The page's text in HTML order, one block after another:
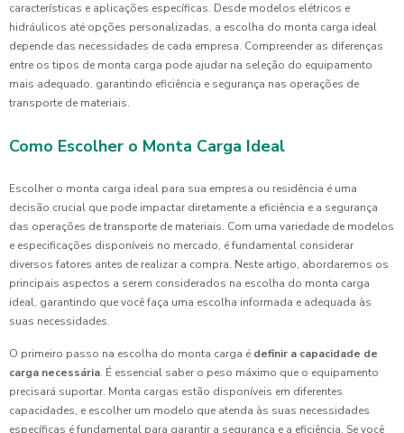
características e aplicações específicas. Desde modelos elétricos e
hidráulicos até opções personalizadas, a escolha do monta carga ideal
depende das necessidades de cada empresa. Compreender as diferenças
entre os tipos de monta carga pode ajudar na seleção do equipamento
mais adequado, garantindo eficiência e segurança nas operações de
transporte de materiais.
Como Escolher o Monta Carga Ideal
Escolher o monta carga ideal para sua empresa ou residência é uma
decisão crucial que pode impactar diretamente a eficiência e a segurança
das operações de transporte de materiais. Com uma variedade de modelos
e especificações disponíveis no mercado, é fundamental considerar
diversos fatores antes de realizar a compra. Neste artigo, abordaremos os
principais aspectos a serem considerados na escolha do monta carga
ideal, garantindo que você faça uma escolha informada e adequada às
suas necessidades.
O primeiro passo na escolha do monta carga é definir a capacidade de
carga necessária. É essencial saber o peso máximo que o equipamento
precisará suportar. Monta cargas estão disponíveis em diferentes
capacidades, e escolher um modelo que atenda às suas necessidades
específicas é fundamental para garantir a segurança e a eficiência. Se você